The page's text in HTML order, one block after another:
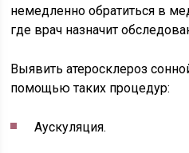
немедленно обратиться в
где врач назначит
Выявить атеросклероз
помощью таких процедур:
Аускуляция.